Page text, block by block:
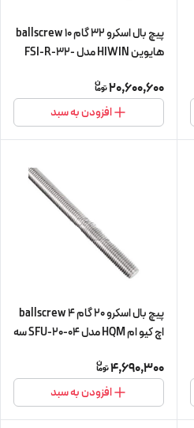
پیچ بال اسکرو 32 گام 10 ballscrew
هایوین HIWIN مدل FSI-R-32-
سی)
20,600,600
افزودن به سبد
پیچ بال اسکرو 20 گام 4 ballscrew
اچ کیو ام HQM مدل SFU-20-04 سه
(اورجینال وارداتی)
4,690,300
افزودن به سبد